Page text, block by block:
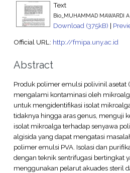
Text
Bio_MUHAMMAD MAWARDI
Download (375kB) |
Official URL: http://fmipa.uny.ac.id
Abstract
Produk polimer emulsi polivinil asetat
mengalami kontaminasi oleh
untuk mengidentifikasi isolat
tidaknya hingga aras genus, menguji
isolat mikroalga terhadap senyawa
algisida yang dapat mengatasi
polimer emulsi PVA. Isolasi dan
dengan teknik sentrifugasi bertingkat
menggunakan pelarut akuades steril